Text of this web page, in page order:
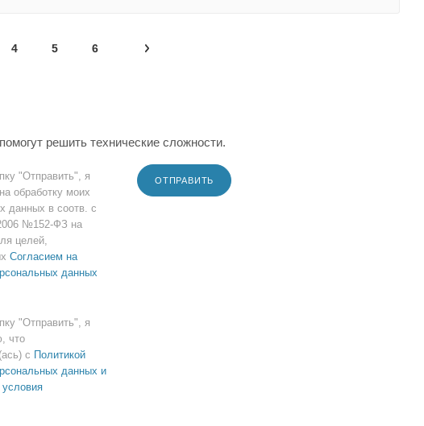
4 5 6
решить технические сложности.
"Отправить", я
обработку моих
данных в соотв. с
№152-ФЗ на
целей,
Согласием на
данных
"Отправить", я
что
с Политикой
данных и
ОТПРАВИТЬ